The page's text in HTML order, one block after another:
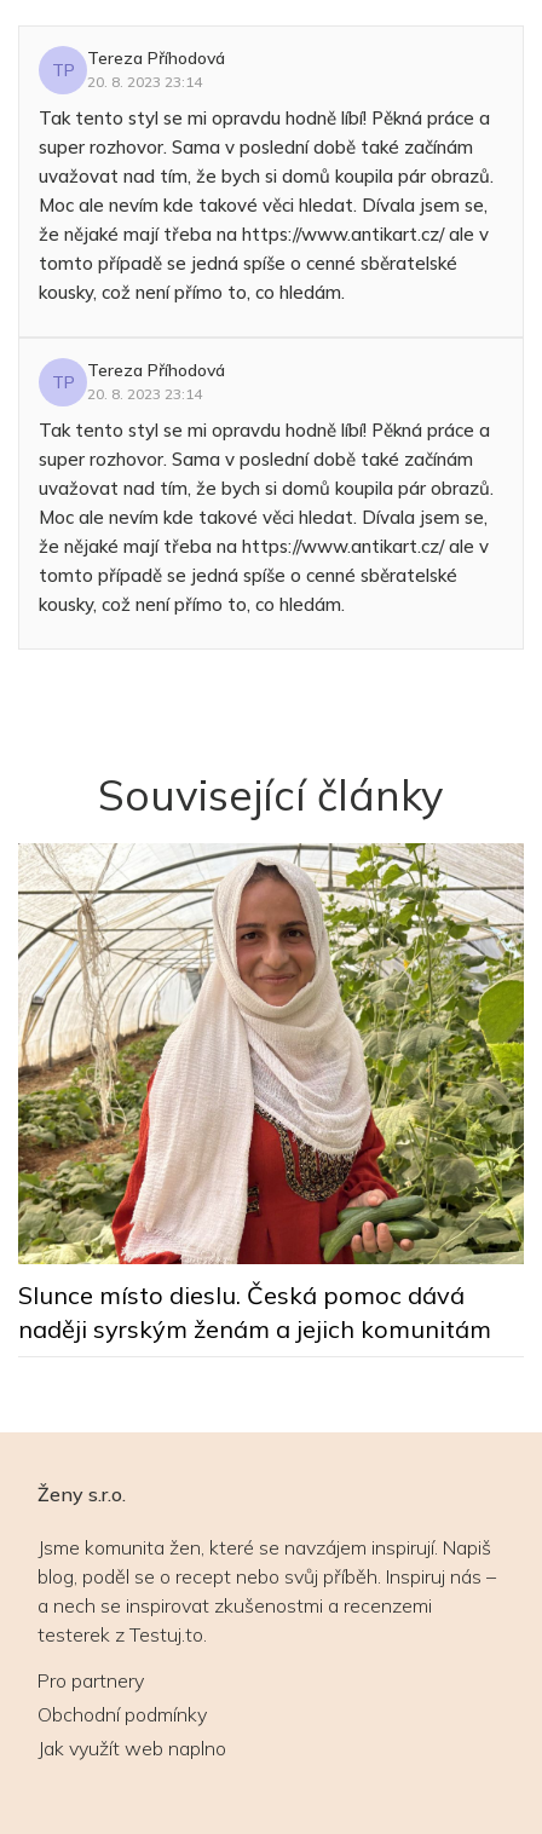
TP
Tereza Příhodová
20. 8. 2023 23:14
Tak tento styl se mi opravdu hodně líbí! Pěkná práce a
super rozhovor. Sama v poslední době také začínám
uvažovat nad tím, že bych si domů koupila pár obrazů.
Moc ale nevím kde takové věci hledat. Dívala jsem se,
že nějaké mají třeba na https://www.antikart.cz/ ale v
tomto případě se jedná spíše o cenné sběratelské
kousky, což není přímo to, co hledám.
TP
Tereza Příhodová
20. 8. 2023 23:14
Tak tento styl se mi opravdu hodně líbí! Pěkná práce a
super rozhovor. Sama v poslední době také začínám
uvažovat nad tím, že bych si domů koupila pár obrazů.
Moc ale nevím kde takové věci hledat. Dívala jsem se,
že nějaké mají třeba na https://www.antikart.cz/ ale v
tomto případě se jedná spíše o cenné sběratelské
kousky, což není přímo to, co hledám.
Související články
Slunce místo dieslu. Česká pomoc dává
naději syrským ženám a jejich komunitám
Ženy s.r.o.
Jsme komunita žen, které se navzájem inspirují. Napiš
blog, poděl se o recept nebo svůj příběh. Inspiruj nás –
a nech se inspirovat zkušenostmi a recenzemi
testerek z Testuj.to.
Pro partnery
Obchodní podmínky
Jak využít web naplno